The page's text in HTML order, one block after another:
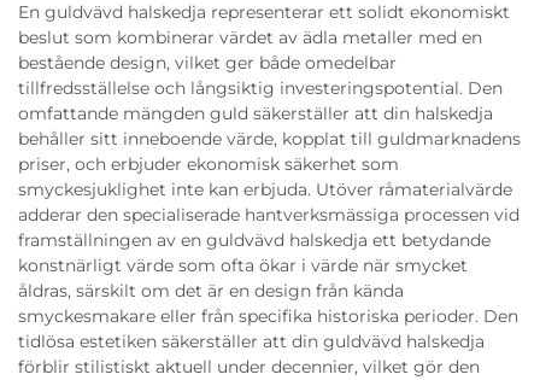
En guldvävd halskedja representerar ett solidt ekonomiskt
beslut som kombinerar värdet av ädla metaller med en
bestående design, vilket ger både omedelbar
tillfredsställelse och långsiktig investeringspotential. Den
omfattande mängden guld säkerställer att din halskedja
behåller sitt inneboende värde, kopplat till guldmarknadens
priser, och erbjuder ekonomisk säkerhet som
smyckesjuklighet inte kan erbjuda. Utöver råmaterialvärde
adderar den specialiserade hantverksmässiga processen vid
framställningen av en guldvävd halskedja ett betydande
konstnärligt värde som ofta ökar i värde när smycket
åldras, särskilt om det är en design från kända
smyckesmakare eller från specifika historiska perioder. Den
tidlösa estetiken säkerställer att din guldvävd halskedja
förblir stilistiskt aktuell under decennier, vilket gör den